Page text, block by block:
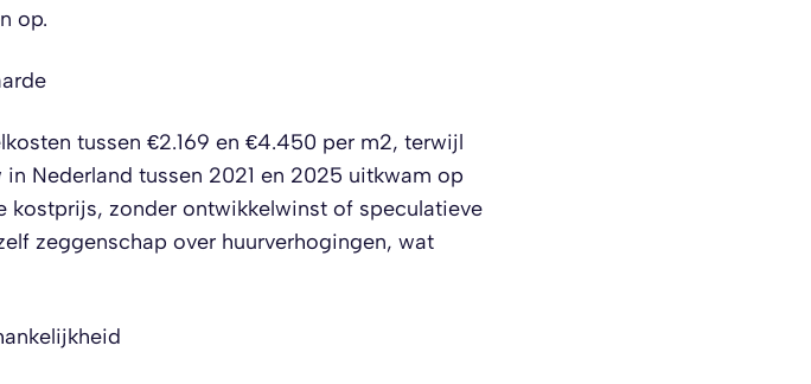
op.
tussen €2.169 en €4.450 per m2, terwijl
Nederland tussen 2021 en 2025 uitkwam op
kostprijs, zonder ontwikkelwinst of speculatieve
zeggenschap over huurverhogingen, wat